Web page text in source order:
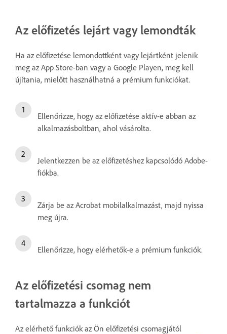
Az előfizetés lejárt vagy lemondták
Ha az előfizetése lemondottként vagy lejártként jelenik
meg az App Store-ban vagy a Google Playen, meg kell
újítania, mielőtt használhatná a prémium funkciókat.
Ellenőrizze, hogy az előfizetése aktív-e abban az
alkalmazásboltban, ahol vásárolta.
Jelentkezzen be az előfizetéshez kapcsolódó Adobe-
fiókba.
Zárja be az Acrobat mobilalkalmazást, majd nyissa
meg újra.
Ellenőrizze, hogy elérhetők-e a prémium funkciók.
Az előfizetési csomag nem
tartalmazza a funkciót
Az elérhető funkciók az Ön előfizetési csomagjától